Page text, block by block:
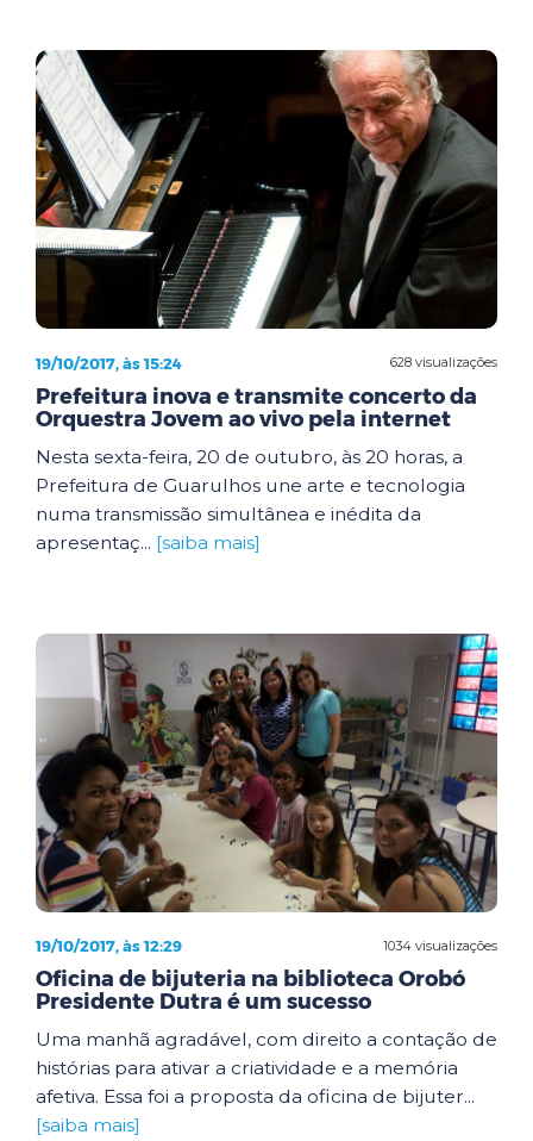
628 visualizações
19/10/2017, às 15:24
Prefeitura inova e transmite concerto da
Orquestra Jovem ao vivo pela internet
Nesta sexta-feira, 20 de outubro, às 20 horas, a
Prefeitura de Guarulhos une arte e tecnologia
numa transmissão simultânea e inédita da
apresentaç... [saiba mais]
1034 visualizações
19/10/2017, às 12:29
Oficina de bijuteria na biblioteca Orobó
Presidente Dutra é um sucesso
Uma manhã agradável, com direito a contação de
histórias para ativar a criatividade e a memória
afetiva. Essa foi a proposta da oficina de bijuter...
[saiba mais]